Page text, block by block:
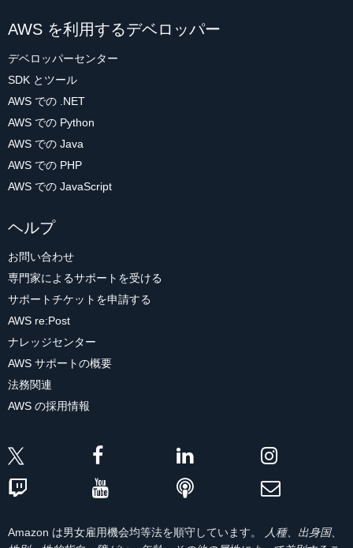
AWS を利用するデベロッパー
デベロッパーセンター
SDK とツール
AWS での .NET
AWS での Python
AWS での Java
AWS での PHP
AWS での JavaScript
ヘルプ
お問い合わせ
専門家によるサポートを受ける
サポートチケットを申請する
AWS re:Post
ナレッジセンター
AWS サポートの概要
法務関連
AWS の採用情報
Amazon は男女雇用機会均等法を順守しています。
人種、出身国、